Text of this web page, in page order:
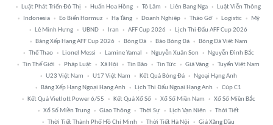
Luật Phát Triển Đô Thị
Huấn Hoa Hồng Tô Lâm Liên Bang Nga
Luật Viễn Thông
Indonesia
Eo Biển Hormuz Hạ Tầng Doanh Nghiệp Tháo Gỡ Logistic
Mỹ
Lê Minh Hưng
UBND Iran AFF Cup 2026
Lịch Thi Đấu AFF Cup 2026
Bảng Xếp Hạng AFF Cup 2026
Bóng Đá Báo Bóng Đá
Bóng Đá Việt Nam
Thể Thao
Lionel Messi Lamine Yamal Nguyễn Xuân Son
Nguyễn Đình Bắc
Tin Thế Giới
Pháp Luật Xã Hội Tin Bão Tin Tức Giá Vàng
Tuyển Việt Nam
U23 Việt Nam
U17 Việt Nam Kết Quả Bóng Đá
Ngoại Hạng Anh
Bảng Xếp Hạng Ngoại Hạng Anh
Lịch Thi Đấu Ngoại Hạng Anh
Cúp C1
Kết Quả Vietlott Power 6/55
Kết Quả Xổ Số Xổ Số Miền Nam
Xổ Số Miền Bắc
Xổ Số Miền Trung
Giao Thông Thời Sự Lịch Vạn Niên
Thời Tiết
Thời Tiết Thành Phố Hồ Chí Minh
Thời Tiết Hà Nội Giá Xăng Dầu